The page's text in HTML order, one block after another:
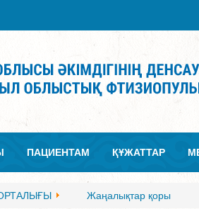
ПАЦИЕНТАМ ҚҰЖАТТАР
Жаңалықтар қоры